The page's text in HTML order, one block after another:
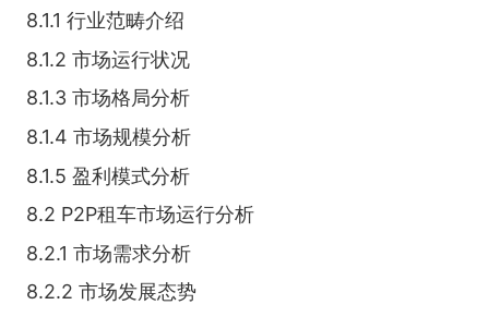
8.1.1 行业范畴介绍
8.1.2 市场运行状况
8.1.3 市场格局分析
8.1.4 市场规模分析
8.1.5 盈利模式分析
8.2 P2P租车市场运行分析
8.2.1 市场需求分析
8.2.2 市场发展态势